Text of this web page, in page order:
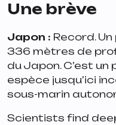
Une brève
Japon : Record.
336 mètres de
du Japon. C’est un
espèce jusqu’ici
sous-marin
Scientists find